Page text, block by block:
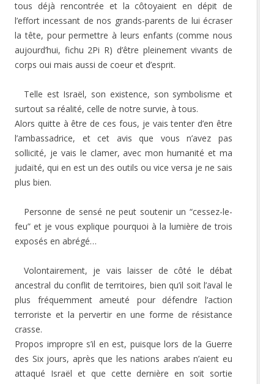
tous déjà rencontrée et la côtoyaient en dépit de
l’effort incessant de nos grands-parents de lui écraser
la tête, pour permettre à leurs enfants (comme nous
aujourd’hui, fichu 2Pi R) d’être pleinement vivants de
corps oui mais aussi de coeur et d’esprit.
Telle est Israël, son existence, son symbolisme et
surtout sa réalité, celle de notre survie, à tous.
Alors quitte à être de ces fous, je vais tenter d’en être
l’ambassadrice, et cet avis que vous n’avez pas
sollicité, je vais le clamer, avec mon humanité et ma
judaïté, qui en est un des outils ou vice versa je ne sais
plus bien.
Personne de sensé ne peut soutenir un “cessez-le-
feu” et je vous explique pourquoi à la lumière de trois
exposés en abrégé…
Volontairement, je vais laisser de côté le débat
ancestral du conflit de territoires, bien qu’il soit l’aval le
plus fréquemment ameuté pour défendre l’action
terroriste et la pervertir en une forme de résistance
crasse.
Propos impropre s’il en est, puisque lors de la Guerre
des Six jours, après que les nations arabes n’aient eu
attaqué Israël et que cette dernière en soit sortie